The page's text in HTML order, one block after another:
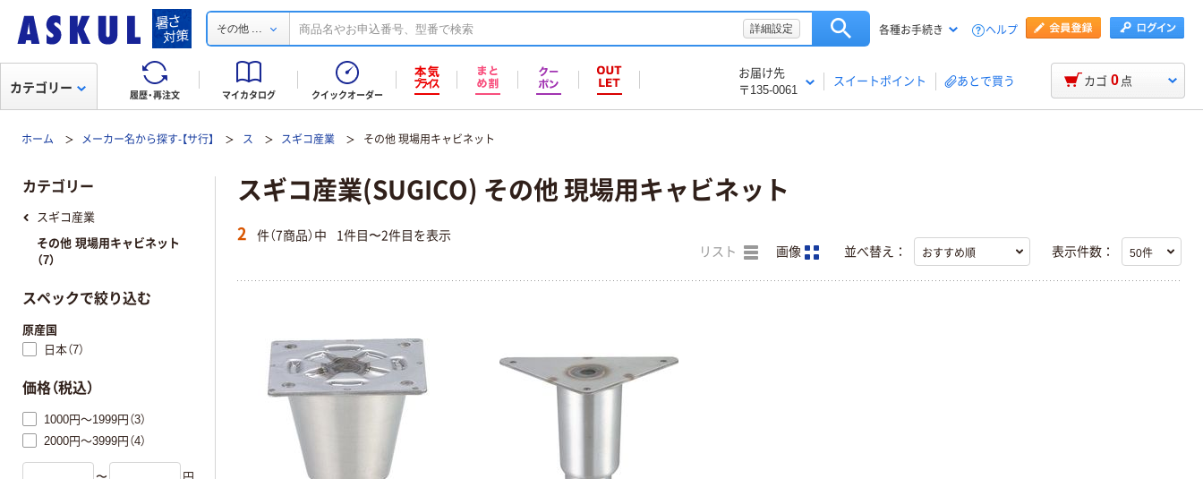
その他 ... 詳細設定 各種お手続き ヘルプ
履歴・再注文 マイカタログ クイックオーダー
お届け先
〒135-0061
スイートポイント あとで買う
カテゴリー カゴ 0 点
ホーム メーカー名から探す-【サ行】 ス スギコ産業 その他 現場用キャビネット
スギコ産業(SUGICO) その他 現場用キャビネット
2 件（7商品）中 1件目〜2件目を表示
リスト 画像 並べ替え： 表示件数：
カテゴリー
スギコ産業
その他 現場用キャビネット
（7）
スペックで絞り込む
原産国
日本（7）
価格（税込）
1000円～1999円（3）
2000円～3999円（4）
〜 円